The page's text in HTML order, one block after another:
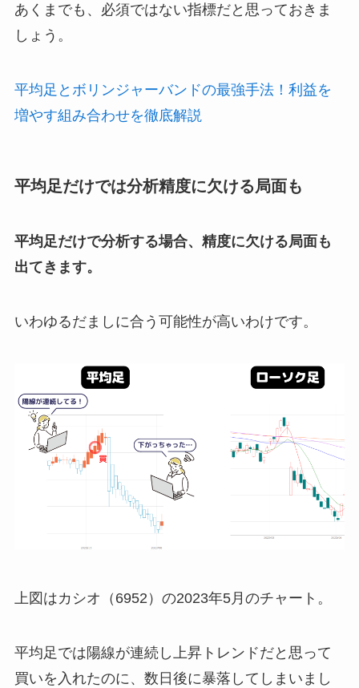
あくまでも、必須ではない指標だと思っておきま
しょう。
平均足とボリンジャーバンドの最強手法！利益を
増やす組み合わせを徹底解説
平均足だけでは分析精度に欠ける局面も
平均足だけで分析する場合、精度に欠ける局面も
出てきます。
いわゆるだましに合う可能性が高いわけです。
上図はカシオ（ 6952 ）の2023年5月のチャート。
平均足では陽線が連続し上昇トレンドだと思って
買いを入れたのに、数日後に暴落してしまいまし